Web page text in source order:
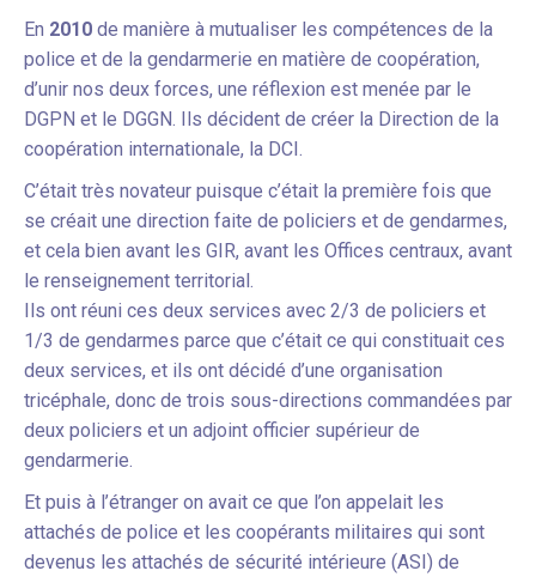
En 2010 de manière à mutualiser les compétences de la
police et de la gendarmerie en matière de coopération,
d’unir nos deux forces, une réflexion est menée par le
DGPN et le DGGN. Ils décident de créer la Direction de la
coopération internationale, la DCI.
C’était très novateur puisque c’était la première fois que
se créait une direction faite de policiers et de gendarmes,
et cela bien avant les GIR, avant les Offices centraux, avant
le renseignement territorial.
Ils ont réuni ces deux services avec 2/3 de policiers et
1/3 de gendarmes parce que c’était ce qui constituait ces
deux services, et ils ont décidé d’une organisation
tricéphale, donc de trois sous-directions commandées par
deux policiers et un adjoint officier supérieur de
gendarmerie.
Et puis à l’étranger on avait ce que l’on appelait les
attachés de police et les coopérants militaires qui sont
devenus les attachés de sécurité intérieure (ASI) de